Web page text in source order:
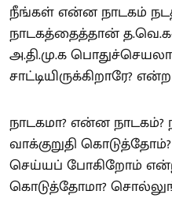
நீங்கள் என்ன நாடகம்
நாடகத்தைத்தான் த.வெ.க-
அ.தி.மு.க
சாட்டியிருக்கிறாரே?
நாடகமா? என்ன
வாக்குறுதி
செய்யப் போகிறோம்
கொடுத்தோமா?